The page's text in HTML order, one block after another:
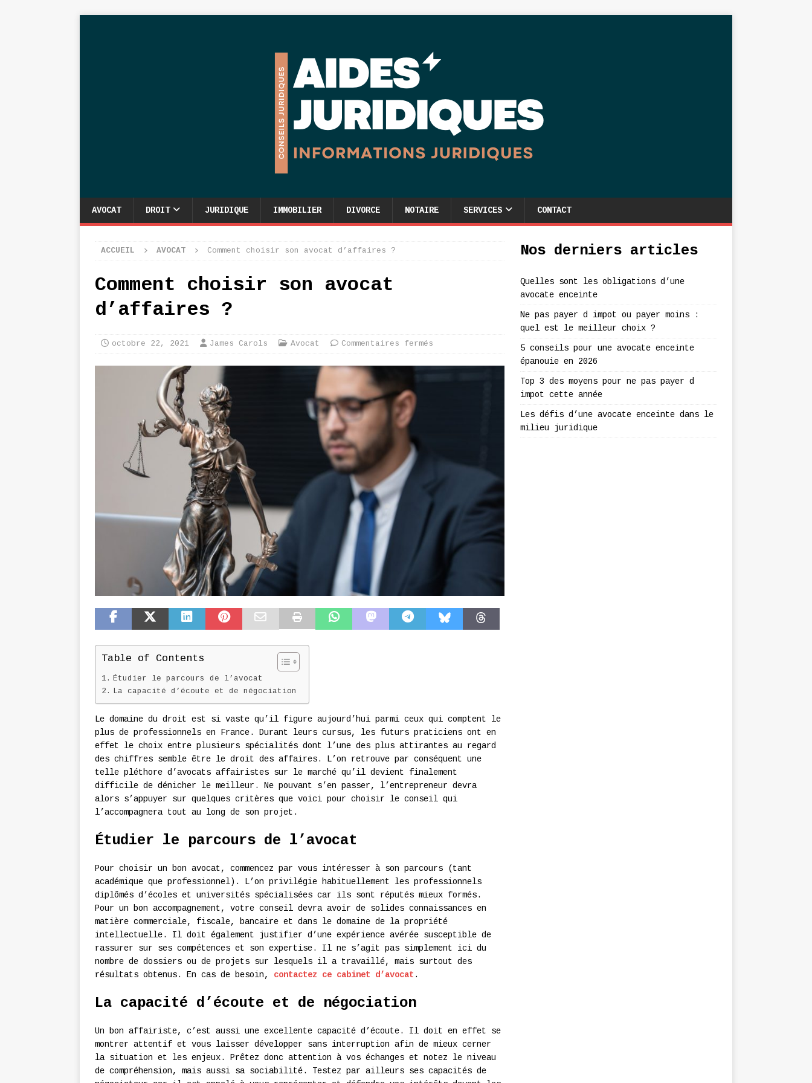
AVOCAT DROIT JURIDIQUE IMMOBILIER DIVORCE NOTAIRE SERVICES CONTACT
ACCUEIL AVOCAT Comment choisir son avocat d’affaires ?
Comment choisir son avocat
d’affaires ?
octobre 22, 2021 James Carols Avocat Commentaires fermés
Table of Contents
Étudier le parcours de l’avocat
La capacité d’écoute et de négociation
Le domaine du droit est si vaste qu’il figure aujourd’hui parmi ceux qui comptent le
plus de professionnels en France. Durant leurs cursus, les futurs praticiens ont en
effet le choix entre plusieurs spécialités dont l’une des plus attirantes au regard
des chiffres semble être le droit des affaires. L’on retrouve par conséquent une
telle pléthore d’avocats affairistes sur le marché qu’il devient finalement
difficile de dénicher le meilleur. Ne pouvant s’en passer, l’entrepreneur devra
alors s’appuyer sur quelques critères que voici pour choisir le conseil qui
l’accompagnera tout au long de son projet.
Étudier le parcours de l’avocat
Pour choisir un bon avocat, commencez par vous intéresser à son parcours (tant
académique que professionnel). L’on privilégie habituellement les professionnels
diplômés d’écoles et universités spécialisées car ils sont réputés mieux formés.
Pour un bon accompagnement, votre conseil devra avoir de solides connaissances en
matière commerciale, fiscale, bancaire et dans le domaine de la propriété
intellectuelle. Il doit également justifier d’une expérience avérée susceptible de
rassurer sur ses compétences et son expertise. Il ne s’agit pas simplement ici du
nombre de dossiers ou de projets sur lesquels il a travaillé, mais surtout des
résultats obtenus. En cas de besoin, contactez ce cabinet d’avocat .
La capacité d’écoute et de négociation
Un bon affairiste, c’est aussi une excellente capacité d’écoute. Il doit en effet se
montrer attentif et vous laisser développer sans interruption afin de mieux cerner
la situation et les enjeux. Prêtez donc attention à vos échanges et notez le niveau
de compréhension, mais aussi sa sociabilité. Testez par ailleurs ses capacités de
Nos derniers articles
Quelles sont les obligations d’une
avocate enceinte
Ne pas payer d impot ou payer moins :
quel est le meilleur choix ?
5 conseils pour une avocate enceinte
épanouie en 2026
Top 3 des moyens pour ne pas payer d
impot cette année
Les défis d’une avocate enceinte dans le
milieu juridique